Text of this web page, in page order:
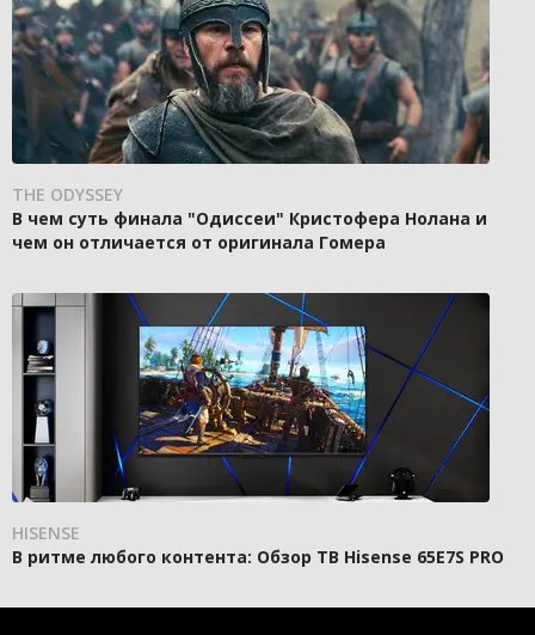
THE ODYSSEY
В чем суть финала "Одиссеи" Кристофера Нолана и
чем он отличается от оригинала Гомера
HISENSE
В ритме любого контента: Обзор ТВ Hisense 65E7S PRO